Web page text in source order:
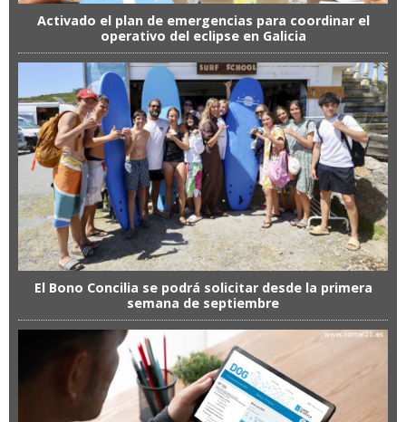
Activado el plan de emergencias para coordinar el
operativo del eclipse en Galicia
El Bono Concilia se podrá solicitar desde la primera
semana de septiembre